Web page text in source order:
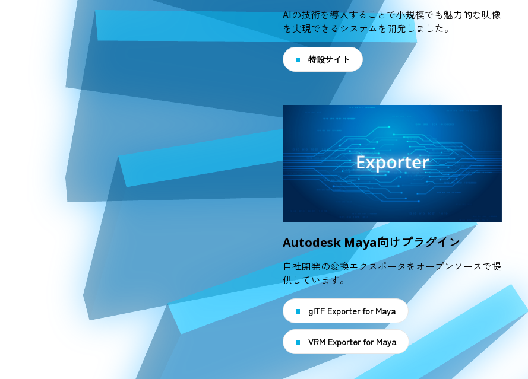
AIの技術を導入することで小規模でも魅力的な映像
を実現できるシステムを開発しました。
特設サイト
Autodesk Maya向けプラグイン
自社開発の変換エクスポータをオープンソースで提
供しています。
glTF Exporter for Maya
VRM Exporter for Maya